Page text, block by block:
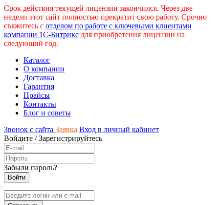
Срок действия текущей лицензии закончился. Через две
недели этот сайт полностью прекратит свою работу. Срочно
свяжитесь с отделом по работе с ключевыми клиентами
компании 1С-Битрикс для приобретения лицензии на
следующий год.
Каталог
О компании
Доставка
Гарантия
Прайсы
Контакты
Блог и советы
Звонок с сайта Заявка Вход в личный кабинет
Войдите /Зарегистрируйтесь
Забыли пароль?